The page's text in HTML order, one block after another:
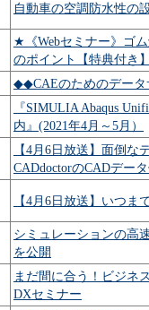
自動車の空調防水性の
★《Webセミナー》ゴ
のポイント【特典付き
◆◆CAEのためのデー
『SIMULIA Abaqus
内』(2021年4月～5月）
【4月6日放送】面倒
CADdoctorのCADデー
【4月6日放送】いつ
シミュレーションの高
を公開
まだ間に合う！ビジ
DXセミナー